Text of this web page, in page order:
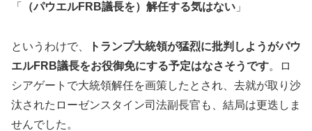
「
（パウエルFRB議長を）解任する気はない 」
というわけで、
トランプ大統領が猛烈に批判しようがパウ
エルFRB議長をお役御免にする予定はなさそうです。ロ
シアゲートで大統領解任を画策したとされ、去就が取り沙
汰されたローゼンスタイン司法副長官も、結局は更迭しま
せんでした。